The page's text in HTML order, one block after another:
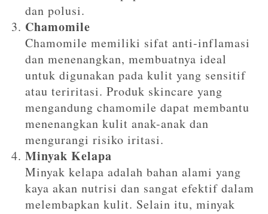
dan polusi.
Chamomile
Chamomile memiliki sifat anti-inflamasi
dan menenangkan, membuatnya ideal
untuk digunakan pada kulit yang sensitif
atau teriritasi. Produk skincare yang
mengandung chamomile dapat membantu
menenangkan kulit anak-anak dan
mengurangi risiko iritasi.
Minyak Kelapa
Minyak kelapa adalah bahan alami yang
kaya akan nutrisi dan sangat efektif dalam
melembapkan kulit. Selain itu, minyak